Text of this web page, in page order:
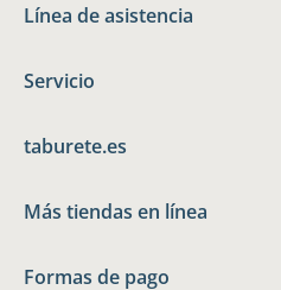
Línea de asistencia
Servicio
taburete.es
Más tiendas en línea
Formas de pago